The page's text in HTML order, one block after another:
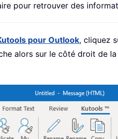
pour retrouver des
pour Outlook, cliquez
alors sur le côté droit de